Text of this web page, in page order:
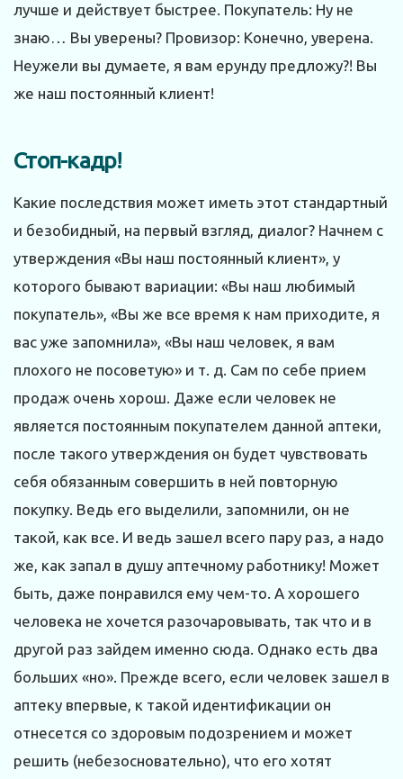
лучше и действует быстрее. Покупатель: Ну не
знаю… Вы уверены? Провизор: Конечно, уверена.
Неужели вы думаете, я вам ерунду предложу?! Вы
же наш постоянный клиент!
Стоп-кадр!
Какие последствия может иметь этот стандартный
и безобидный, на первый взгляд, диалог? Начнем с
утверждения «Вы наш постоянный клиент», у
которого бывают вариации: «Вы наш любимый
покупатель», «Вы же все время к нам приходите, я
вас уже запомнила», «Вы наш человек, я вам
плохого не посоветую» и т. д. Сам по себе прием
продаж очень хорош. Даже если человек не
является постоянным покупателем данной аптеки,
после такого утверждения он будет чувствовать
себя обязанным совершить в ней повторную
покупку. Ведь его выделили, запомнили, он не
такой, как все. И ведь зашел всего пару раз, а надо
же, как запал в душу аптечному работнику! Может
быть, даже понравился ему чем-то. А хорошего
человека не хочется разочаровывать, так что и в
другой раз зайдем именно сюда. Однако есть два
больших «но». Прежде всего, если человек зашел в
аптеку впервые, к такой идентификации он
отнесется со здоровым подозрением и может
решить (небезосновательно), что его хотят